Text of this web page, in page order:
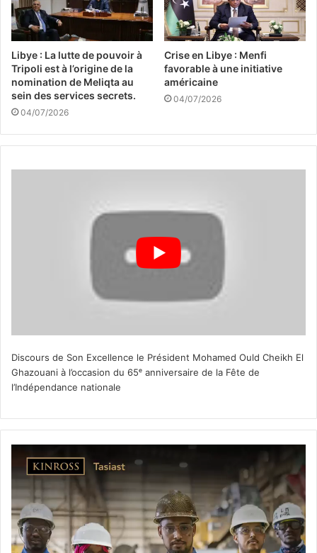
Libye : La lutte de pouvoir à
Tripoli est à l’origine de la
nomination de Meliqta au
sein des services secrets.
04/07/2026
Crise en Libye : Menfi
favorable à une initiative
américaine
04/07/2026
Discours de Son Excellence le Président Mohamed Ould Cheikh El
Ghazouani à l’occasion du 65ᵉ anniversaire de la Fête de
l’Indépendance nationale